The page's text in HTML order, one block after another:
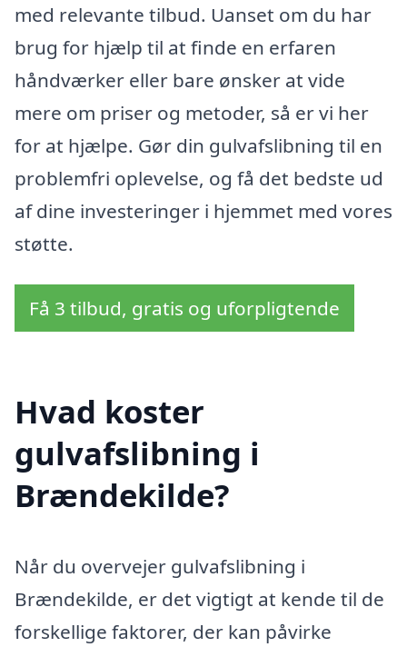
med relevante tilbud. Uanset om du har
brug for hjælp til at finde en erfaren
håndværker eller bare ønsker at vide
mere om priser og metoder, så er vi her
for at hjælpe. Gør din gulvafslibning til en
problemfri oplevelse, og få det bedste ud
af dine investeringer i hjemmet med vores
støtte.
Få 3 tilbud, gratis og uforpligtende
Hvad koster
gulvafslibning i
Brændekilde?
Når du overvejer gulvafslibning i
Brændekilde, er det vigtigt at kende til de
forskellige faktorer, der kan påvirke